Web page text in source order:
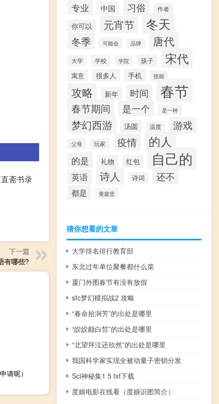
斋书录
下一篇
有哪些?
请呢）
专业 中国 习俗 作者
你可以 元宵节 冬天
冬季 可能会 品牌 唐代
大学 学校 学院 孩子 宋代
寓意 很多人 手机 技能
攻略 新年 时间 春节
春节期间 是一个 是一种
梦幻西游 汤圆 温度 游戏
父母 玩家 疫情 的人
的是 礼物 红包 自己的
英语 诗人 诗词 还不
都是 黄庭坚
猜你想看的文章
大学排名排行教育部
东北过年单位聚餐都什么菜
厦门外图春节有没有放假
sfc梦幻模拟战2 攻略
“春余拾涧芳”的出处是哪里
“皎皎颇白皙”的出处是哪里
“北望拜泣还欣然”的出处是哪里
我国科学家实现全被动量子密钥分发
Sci神秘集1 5 txt下载
度娘电影在线看（度娘识图简介）